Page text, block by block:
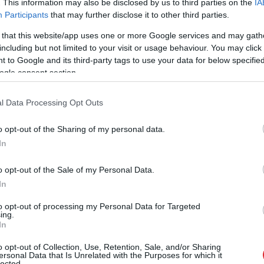
This information may also be disclosed by us to third parties on the
Participants that may further disclose it to other third parties.
that this website/app uses one or more Google services and may
but not limited to your visit or usage behaviour. You may
to Google and its third-party tags to use your data for below
consent section.
Data Processing Opt Outs
opt-out of the Sharing of my personal data.
opt-out of the Sale of my Personal Data.
opt-out of processing my Personal Data for Targeted
opt-out of Collection, Use, Retention, Sale, and/or Sharing
Data that Is Unrelated with the Purposes for which it
objekts, kam tur nav jāatrodas, piloti varēs lemt
tikai tad, ja to var izdarīt drošā veidā. Tas
vairākiem kritērijiem. To nedrīkst darīt virs
sprāgstvielu daudzums un objekta
par velti
Vecmāmiņa pēc